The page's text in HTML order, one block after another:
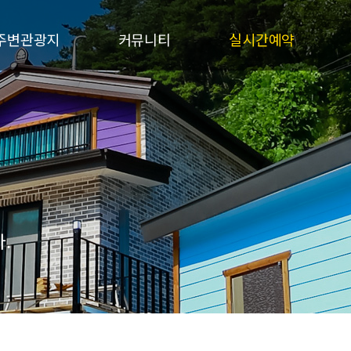
변관광지
서브메뉴
커뮤니티
공지사항
질문과답변
여행후기
펜션갤러리
실시간예약
실시간예약
예약확인
.